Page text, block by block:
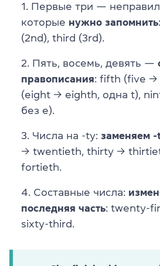
Первые три —
которые нужно запомнить
(2nd), third (3rd).
Пять, восемь, девять —
правописания: fifth (five →
(eight → eighth, одна t),
без e).
Числа на -ty: заменяем
→ twentieth, thirty →
fortieth.
Составные числа:
последняя часть: twenty-
sixty-third.